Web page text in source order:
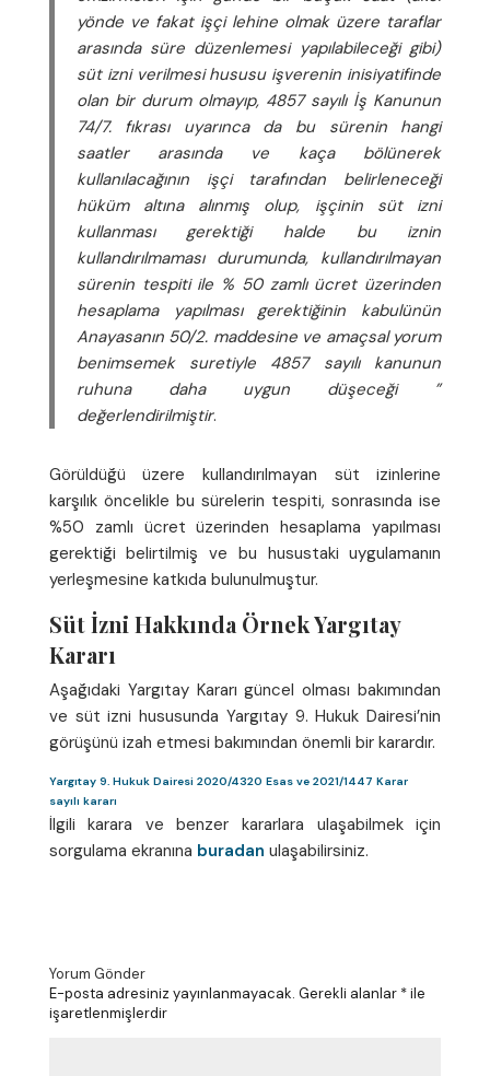
yönde ve fakat işçi lehine olmak üzere taraflar
arasında süre düzenlemesi yapılabileceği gibi)
süt izni verilmesi hususu işverenin inisiyatifinde
olan bir durum olmayıp, 4857 sayılı İş Kanunun
74/7. fıkrası uyarınca da bu sürenin hangi
saatler arasında ve kaça bölünerek
kullanılacağının işçi tarafından belirleneceği
hüküm altına alınmış olup, işçinin süt izni
kullanması gerektiği halde bu iznin
kullandırılmaması durumunda, kullandırılmayan
sürenin tespiti ile % 50 zamlı ücret üzerinden
hesaplama yapılması gerektiğinin kabulünün
Anayasanın 50/2. maddesine ve amaçsal yorum
benimsemek suretiyle 4857 sayılı kanunun
ruhuna daha uygun düşeceği ”
değerlendirilmiştir.
Görüldüğü üzere kullandırılmayan süt izinlerine
karşılık öncelikle bu sürelerin tespiti, sonrasında ise
%50 zamlı ücret üzerinden hesaplama yapılması
gerektiği belirtilmiş ve bu husustaki uygulamanın
yerleşmesine katkıda bulunulmuştur.
Süt İzni Hakkında Örnek Yargıtay
Kararı
Aşağıdaki Yargıtay Kararı güncel olması bakımından
ve süt izni hususunda Yargıtay 9. Hukuk Dairesi’nin
görüşünü izah etmesi bakımından önemli bir karardır.
Yargıtay 9. Hukuk Dairesi 2020/4320 Esas ve 2021/1447 Karar
sayılı kararı
İlgili karara ve benzer kararlara ulaşabilmek için
sorgulama ekranına buradan ulaşabilirsiniz.
Yorum Gönder
E-posta adresiniz yayınlanmayacak. Gerekli alanlar *ile
işaretlenmişlerdir